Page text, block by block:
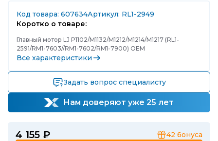
Код товара: 607634Артикул: RL1-2949
Коротко о товаре:
Главный мотор LJ P1102/M1132/M1212/M1214/M1217 (RL1-
2591/RM1-7603//RM1-7602/RM1-7900) OEM
Все характеристики
Задать вопрос специалисту
Нам доверяют уже 25 лет
4 155 ₽ 42 бонуса